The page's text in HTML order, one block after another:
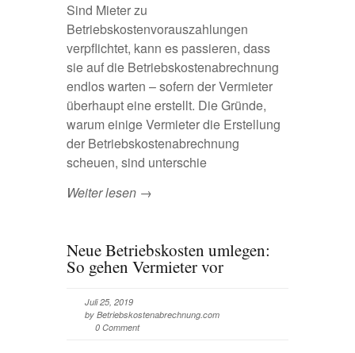
Sind Mieter zu
Betriebskostenvorauszahlungen
verpflichtet, kann es passieren, dass
sie auf die Betriebskostenabrechnung
endlos warten – sofern der Vermieter
überhaupt eine erstellt. Die Gründe,
warum einige Vermieter die Erstellung
der Betriebskostenabrechnung
scheuen, sind unterschie
Weiter lesen →
Neue Betriebskosten umlegen:
So gehen Vermieter vor
Juli 25, 2019
by Betriebskostenabrechnung.com
0 Comment